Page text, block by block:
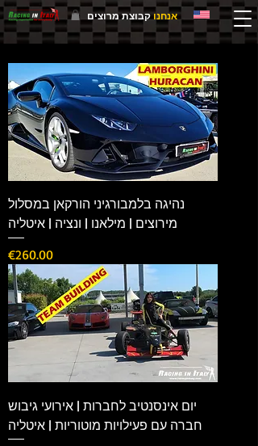
אנחנוקבוצת מרוצים
נהיגה בלמבורגיני הורקאן במסלול
מירוצים | מילאנו | ונציה | איטליה
Price
€260.00
יום אינסנטיב לחברות | אירועי גיבוש
חברה עם פעילויות מוטוריות | איטליה